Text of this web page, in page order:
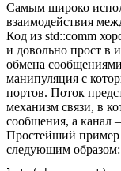
Самым широко
взаимодействия
Код из std::comm
и довольно прост в
обмена
манипуляция с
портов. Поток
механизм связи, в
сообщения, а канал
Простейший пример
следующим образом: